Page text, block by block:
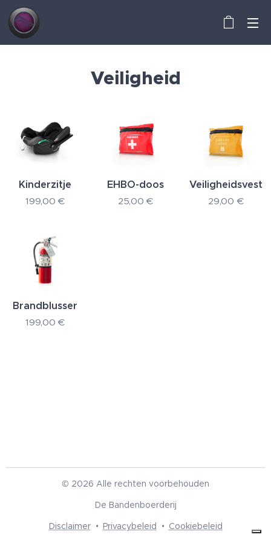
Veiligheid
Kinderzitje
199,00 €
EHBO-doos
25,00 €
Veiligheidsvest
29,00 €
Brandblusser
199,00 €
© 2026 Alle rechten voorbehouden
De Bandenboerderij
Disclaimer
Privacybeleid Cookiebeleid